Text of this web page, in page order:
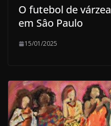
O futebol de
em Sâo Paulo
15/01/2025